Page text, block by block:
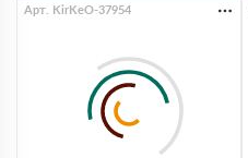
Арт. KirKeO-37954